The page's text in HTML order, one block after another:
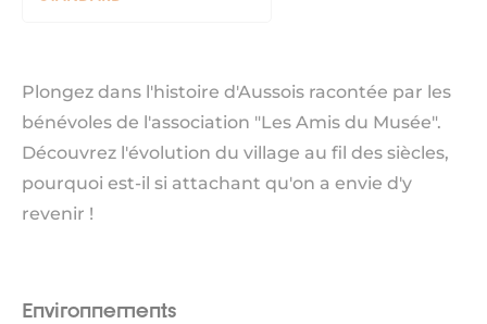
Plongez dans l'histoire d'Aussois racontée par les
bénévoles de l'association "Les Amis du Musée".
Découvrez l'évolution du village au fil des siècles,
pourquoi est-il si attachant qu'on a envie d'y
revenir !
Environnements